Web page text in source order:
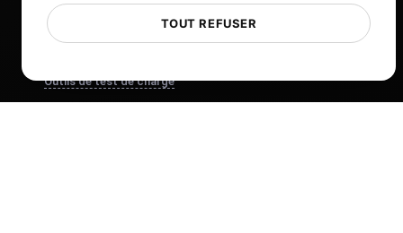
Quoi de neuf?
Outils de test de charge
TOUT REFUSER